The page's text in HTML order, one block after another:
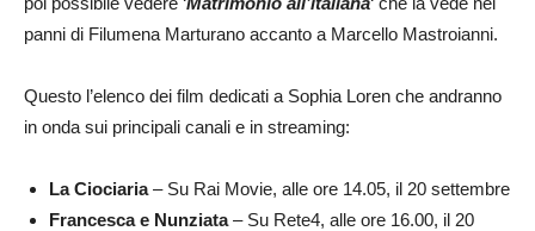
panni di Filumena Marturano accanto a Marcello Mastroianni.
Questo l’elenco dei film dedicati a Sophia Loren che andranno
in onda sui principali canali e in streaming:
La Ciociaria– Su Rai Movie, alle ore 14.05, il 20 settembre
Francesca e Nunziata– Su Rete4, alle ore 16.00, il 20